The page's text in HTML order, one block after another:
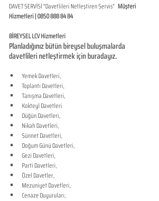
DAVET SERVİSİ "Davetlileri Netleştiren Servis" Müşteri
Hizmetleri | 0850 888 84 84
BİREYSEL LCV Hizmetleri
Planladığınız bütün bireysel buluşmalarda
davetlileri netleştirmek için buradayız.
Yemek Davetleri,
Toplantı Davetleri,
Tanışma Davetleri,
Kokteyl Davetleri
Düğün Davetleri,
Nikah Davetleri,
Sünnet Davetleri,
Doğum Günü Davetleri,
Gezi Davetleri,
Parti Davetleri,
Özel Davetler,
Mezuniyet Davetleri,
Cenaze Duyuruları,